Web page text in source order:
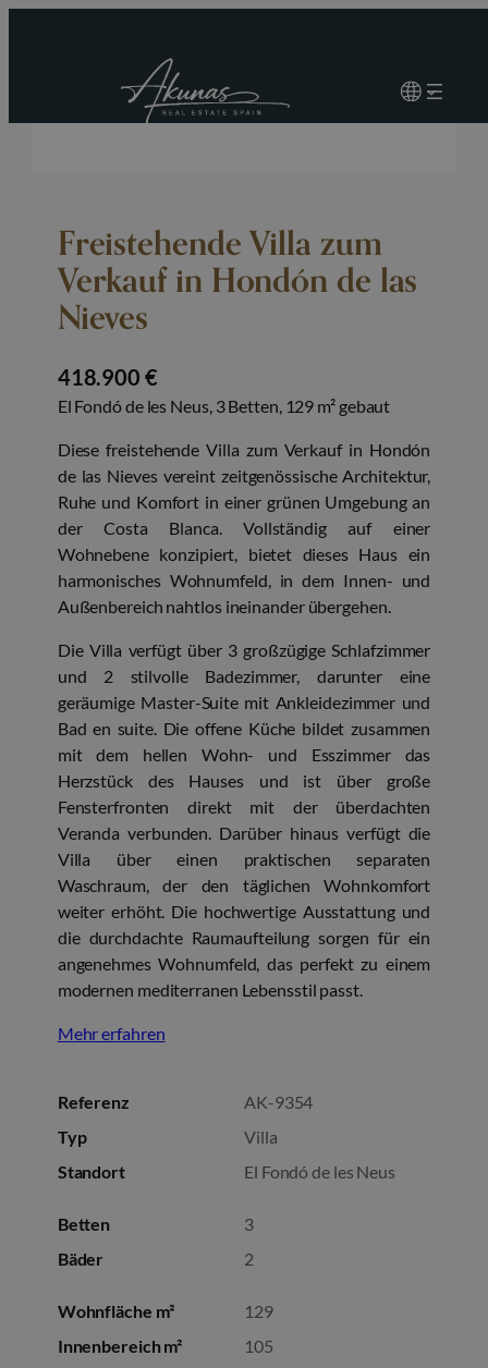
Freistehende Villa zum
Verkauf in Hondón de las
Nieves
418.900 €
El Fondó de les Neus, 3 Betten, 129 m² gebaut
Diese freistehende Villa zum Verkauf in Hondón
de las Nieves vereint zeitgenössische Architektur,
Ruhe und Komfort in einer grünen Umgebung an
der Costa Blanca. Vollständig auf einer
Wohnebene konzipiert, bietet dieses Haus ein
harmonisches Wohnumfeld, in dem Innen- und
Außenbereich nahtlos ineinander übergehen.
Die Villa verfügt über 3 großzügige Schlafzimmer
und 2 stilvolle Badezimmer, darunter eine
geräumige Master-Suite mit Ankleidezimmer und
Bad en suite. Die offene Küche bildet zusammen
mit dem hellen Wohn- und Esszimmer das
Herzstück des Hauses und ist über große
Fensterfronten direkt mit der überdachten
Veranda verbunden. Darüber hinaus verfügt die
Villa über einen praktischen separaten
Waschraum, der den täglichen Wohnkomfort
weiter erhöht. Die hochwertige Ausstattung und
die durchdachte Raumaufteilung sorgen für ein
angenehmes Wohnumfeld, das perfekt zu einem
modernen mediterranen Lebensstil passt.
Mehr erfahren
Referenz
AK-9354
Typ
Villa
Standort
El Fondó de les Neus
Betten
3
Bäder
2
Wohnfläche m²
129
Innenbereich m²
105